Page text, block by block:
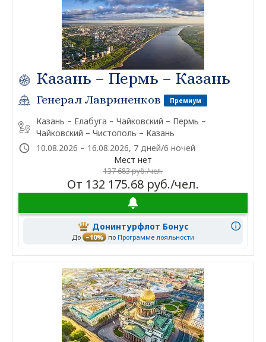
Казань – Пермь – Казань
Генерал Лавриненков Премиум
Казань – Елабуга – Чайковский – Пермь –
Чайковский – Чистополь – Казань
10.08.2026 – 16.08.2026, 7 дней/6 ночей
Мест нет
137 683 руб./чел.
От 132 175.68 руб./чел.
Донинтурфлот Бонус
До –10% по Программе лояльности